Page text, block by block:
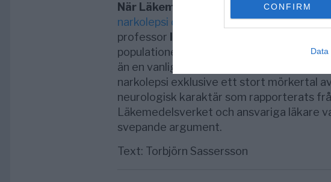
CONFIRM
Data
När Läkemedelsverket
en
narkolepsi den 26 mars 2013sa
professor
populationen var bra trots facit i hand.
än en vanlig säsongsinfluensa och minst
narkolepsi exklusive ett stort mörkertal
neurologisk karaktär som rapporterats
Läkemedelsverket och ansvariga läkare
svepande argument.
Text: Torbjörn Sassersson